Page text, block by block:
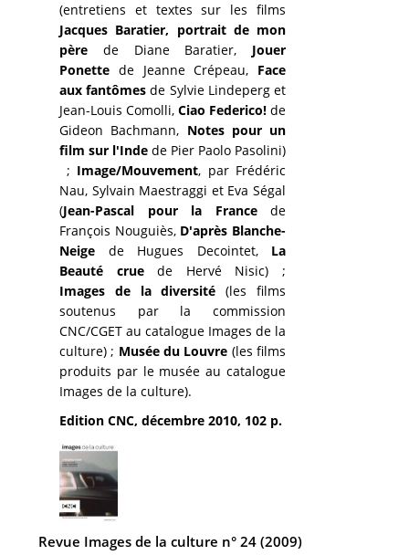
(entretiens et textes sur les films
Jacques Baratier, portrait de mon
père de Diane Baratier, Jouer
Ponette de Jeanne Crépeau, Face
aux fantômes de Sylvie Lindeperg et
Jean-Louis Comolli,Ciao Federico! de
Gideon Bachmann, Notes pour un
film sur l'Inde de Pier Paolo Pasolini)
; Image/Mouvement, par Frédéric
Nau, Sylvain Maestraggi et Eva Ségal
(Jean-Pascal pour la Francede
François Nouguiès, D'après Blanche-
Neige de Hugues Decointet, La
Beauté cruede Hervé Nisic) ;
Images de la diversité (les films
soutenus par la commission
CNC/CGET au catalogue Images de la
culture) ; Musée du Louvre (les films
produits par le musée au catalogue
Images de la culture).
Edition CNC, décembre 2010, 102 p.
Revue Images de la culture n° 24 (2009)